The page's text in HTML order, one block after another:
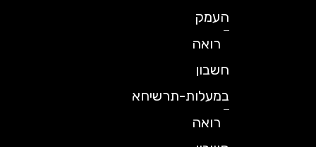
העמק
רואה
חשבון
במעלות-תרשיחא
רואה